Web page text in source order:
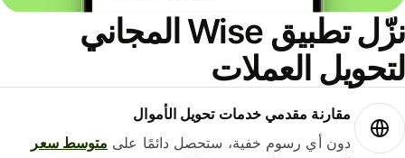
نزّل تطبيق Wise المجاني
العملات
مقارنة مقدمي خدمات تحويل الأموال
دون أي رسوم خفية، ستحصل دائمًا علىمتوسط ​​سعر